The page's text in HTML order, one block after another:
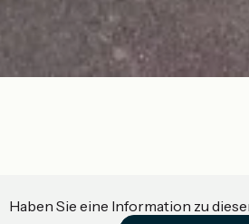
Haben Sie eine Information zu